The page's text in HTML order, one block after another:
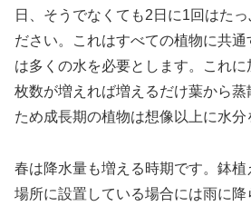
日、そうでなくても2日に1回はた
ださい。これはすべての植物に共
は多くの水を必要とします。これ
枚数が増えれば増えるだけ葉から
ため成長期の植物は想像以上に水分
春は降水量も増える時期です。鉢
場所に設置している場合には雨に